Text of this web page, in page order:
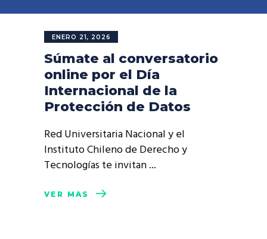
ENERO 21, 2026
Súmate al conversatorio
online por el Día
Internacional de la
Protección de Datos
Red Universitaria Nacional y el
Instituto Chileno de Derecho y
Tecnologías te invitan
VER MÁS